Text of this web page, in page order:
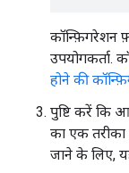
कॉन्फ़िगरेशन
उपयोगकर्ता.
होने की
पुष्टि करें कि
का एक
जाने के लिए,